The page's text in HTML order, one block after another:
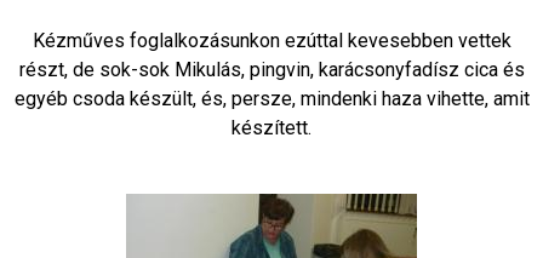
Kézműves foglalkozásunkon ezúttal kevesebben vettek
részt, de sok-sok Mikulás, pingvin, karácsonyfadísz cica és
egyéb csoda készült, és, persze, mindenki haza vihette, amit
készített.